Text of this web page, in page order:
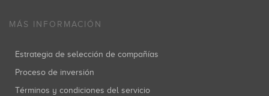
MÁS INFORMACIÓN
Estrategia de selección de compañías
Proceso de inversión
Términos y condiciones del servicio